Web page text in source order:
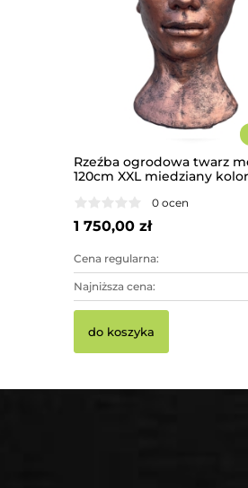
Rzeźba ogrodowa twarz
120cm XXL miedziany
0 ocen
1 750,00 zł
Cena regularna:
Najniższa cena:
do koszyka